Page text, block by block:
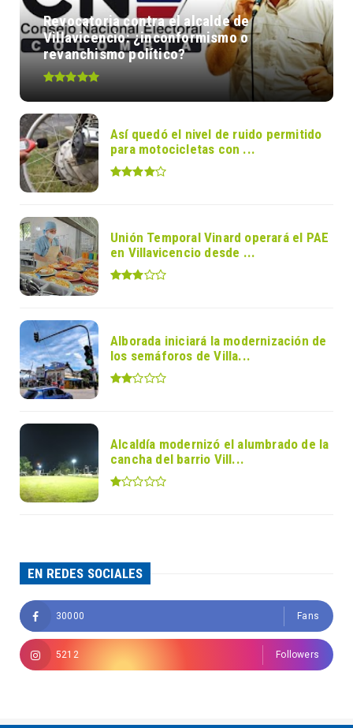
Revocatoria contra el alcalde de
Villavicencio: ¿inconformismo o
revanchismo político?
Así quedó el nivel de ruido permitido
para motocicletas con ...
Unión Temporal Vinard operará el PAE
en Villavicencio desde ...
Alborada iniciará la modernización de
los semáforos de Villa...
Alcaldía modernizó el alumbrado de la
cancha del barrio Vill...
EN REDES SOCIALES
30000 Fans
5212 Followers